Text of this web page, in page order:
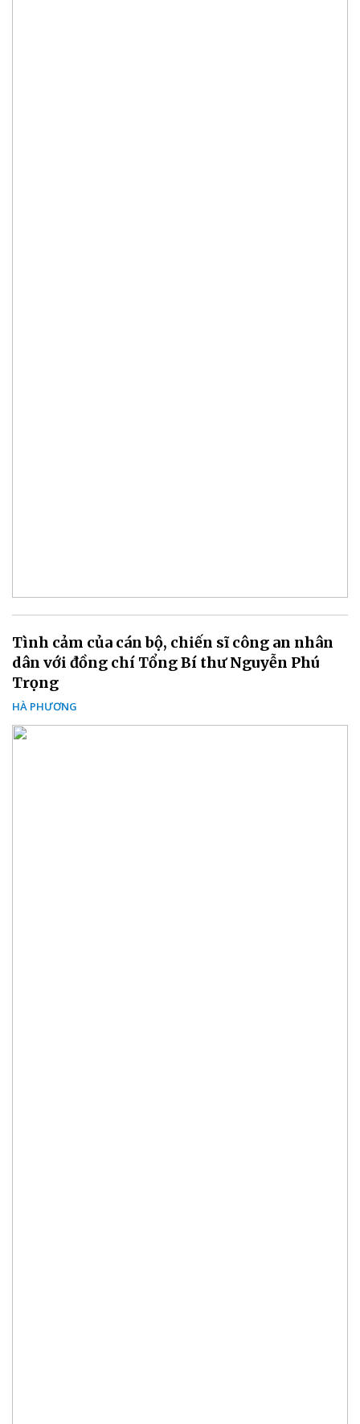
Tình cảm của cán bộ, chiến sĩ công an nhân
dân với đồng chí Tổng Bí thư Nguyễn Phú
Trọng
HÀ PHƯƠNG